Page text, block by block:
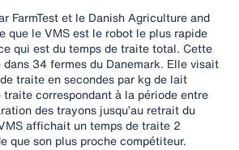
FarmTest et le Danish Agriculture and
que le VMS est le robot le plus rapide
qui est du temps de traite total. Cette
34 fermes du Danemark. Elle visait
traite en secondes par kg de lait
correspondant à la période entre
des trayons jusqu’au retrait du
affichait un temps de traite 2
que son plus proche compétiteur.